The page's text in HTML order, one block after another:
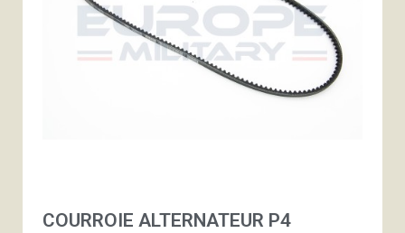
COURROIE ALTERNATEUR P4